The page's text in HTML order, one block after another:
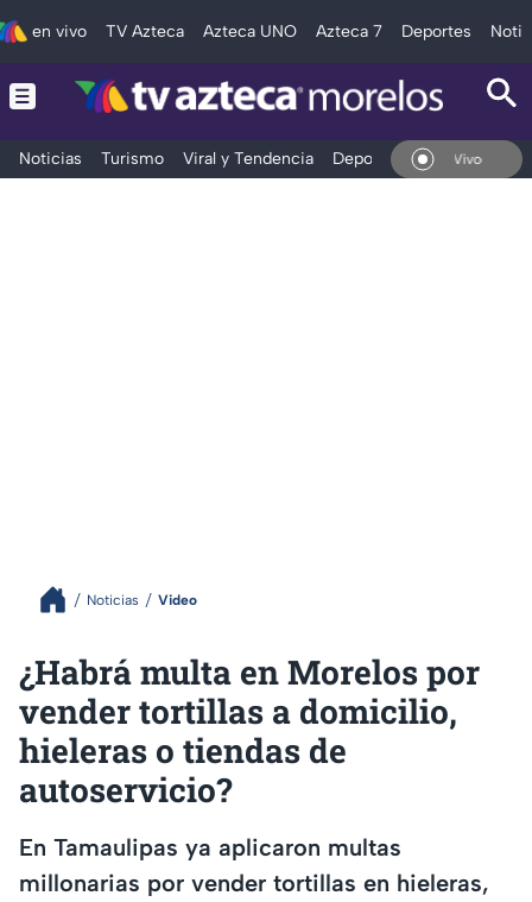
en vivo TV Azteca Azteca UNO Azteca 7 Deportes
Noticias Turismo Viral y Tendencia Deportes Espectáculos
En Vivo
Noticias Video
¿Habrá multa en Morelos por
vender tortillas a domicilio,
hieleras o tiendas de
autoservicio?
En Tamaulipas ya aplicaron multas
millonarias por vender tortillas en hieleras,